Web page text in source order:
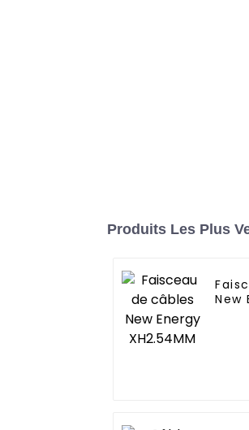
Produits Les Plus
New